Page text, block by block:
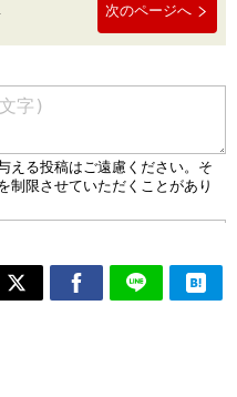
次のページへ